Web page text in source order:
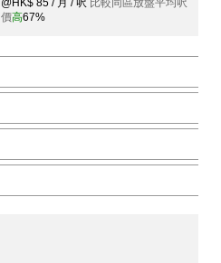
@HK$ 85 / 月 / 呎 比較同區放盤平均呎
價高67%